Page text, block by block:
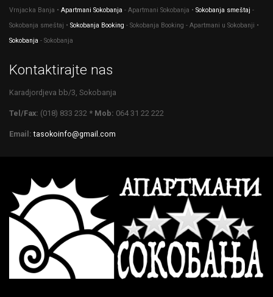
Vrnjacka Banja • Apartmani Sokobanja - Apartmani Sokobanja • Sokobanja smeštaj -
Sokobanja smeštaj • Sokobanja Booking - Sokobanja Booking - Apartmani u Sokobanji •
Sokobanja - Sokobanja
Kontaktirajte nas
Karadjordjeva bb/3, Sokobanja
Tel/Fax: (018) 833 232 * Mob: 064 31 22 222
Email: tasokoinfo@gmail.com